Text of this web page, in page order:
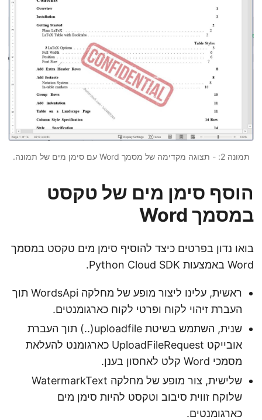
תמונה 2: - תצוגה מקדימה של מסמך Word עם סימן מים של תמונה.
הוסף סימן מים של טקסט
במסמך Word
בואו נדון בפרטים כיצד להוסיף סימן מים טקסט במסמך
Word באמצעות Python Cloud SDK.
ראשית, עלינו ליצור מופע של מחלקה WordsApi תוך
העברת זיהוי לקוח ופרטי לקוח כארגומנטים.
שנית, השתמש בשיטת uploadfile(..) תוך העברת
אובייקט UploadFileRequest כארגומנט להעלאת
מסמכי Word קלט לאחסון בענן.
שלישית, צור מופע של מחלקה WatermarkText
שלוקח זווית סיבוב וטקסט להיות סימן מים
כארגומנטים.